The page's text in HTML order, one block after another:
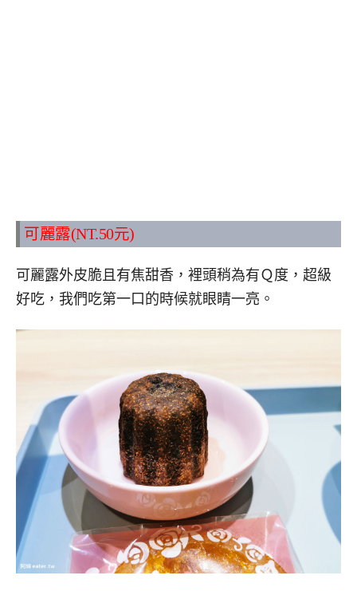
可麗露(NT.50元)
可麗露外皮脆且有焦甜香，裡頭稍為有Ｑ度，超級
好吃，我們吃第一口的時候就眼睛一亮。